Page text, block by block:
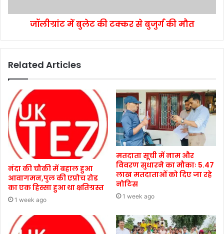
जॉलीग्रांट में बुलेट की टक्कर से बुजुर्ग की मौत
Related Articles
नंदा की चौकी में बहाल हुआ
आवागमन,पुल की एप्रोच रोड
का एक हिस्सा हुआ था क्षतिग्रस्त
1 week ago
मतदाता सूची में नाम और
विवरण सुधारने का मौकाः 5.47
लाख मतदाताओं को दिए जा रहे
नोटिस
1 week ago